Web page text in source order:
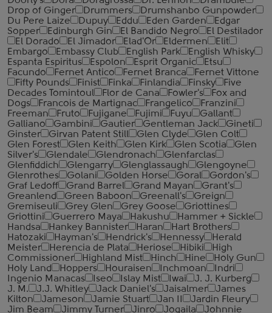
Drop of Ginger
Drummers
Drumshanbo Gunpowder
Du Pere Laize
Dupuy Eddu Eden Garden
Edgar
Sopper
Edinburgh Gin El Bandido Negro
El Destilador
El Dorado
El Jimador Elad'Or Eldermen
Elit
Embargo
Embassy Club English Park
English Whisky
Espanta Espiritus
Espolon Esprit Organic
Etsu
Facundo
Fernet Antico Fernet Branca
Fernet Vittone
Fifty Pounds
Finist Finka Finlandia Finsky
Five
Decades Tomintoul
Flor de Cana Fowler's
Fox and
Dogs
Francois de Martignac Frangelico
Franzini
Freeman
Fruto Fujigane Fujimi Fuyu
Gallant
Galliano
Gambini Gautier Gentleman Jack
Gineti
Ginster
Girvan Patent Still Glen Clyde
Glen Colt
Glen Forest
Glen Keith Glen Kirk Glen Scotia
Glen
Silver's
Glendale Glendronach
Glenfarclas
Glenfiddich
Glengarry Glenglassaugh
Glengoyne
Glenrothes
Golani Golden Horse Goral
Gordon's
Graf Ledoff
Grand Barrel Grand Mayan
Grant's
Greanlend
Green Baboon Greenall's
Greign
Gremiseuli
Grey Glen Grey Goose
Griottines
Griottini
Guerrero Maya Hakushu
Hammer + Sickle
Handsa
Hankey Bannister Haran
Hart Brothers
Hatozaki
Hayman's Hendrick's Hennessy
Herald
Meister
Herencia de Plata Heriose Hibiki
High
Commissioner
Highland Mist Hinch Hine
Holy Gun
Holy Land
Hoppers Houraisen Inchmoan
Indri
Ingenio Manacas
Iseo Islay Mist Iwai
J. J. Kurberg
J. M.
J.J. Whitley Jack Daniel's Jaisalmer
James
Kilton
Jameson Jamie Stuart Jan II
Jardin Fleury
Jim Beam
Jimmy Turner Jinro Jogaila
Johnnie